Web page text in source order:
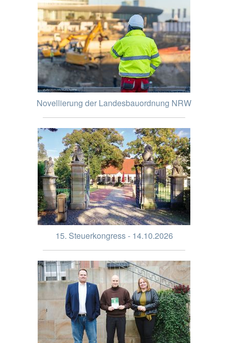
Novellierung der Landesbauordnung NRW
15. Steuerkongress - 14.10.2026